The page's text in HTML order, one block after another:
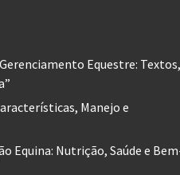
Equestre: Textos,
Manejo e
Equina: Nutrição, Saúde e